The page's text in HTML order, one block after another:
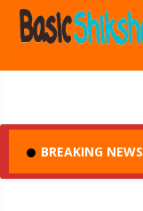
BREAKING NEWS